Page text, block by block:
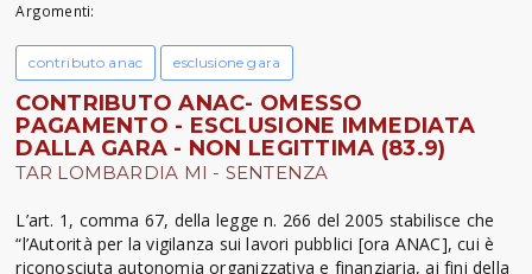
Argomenti:
contributo anac esclusione gara
CONTRIBUTO ANAC- OMESSO
PAGAMENTO - ESCLUSIONE IMMEDIATA
DALLA GARA - NON LEGITTIMA (83.9)
TAR LOMBARDIA MI - SENTENZA
L’art. 1, comma 67, della legge n. 266 del 2005 stabilisce che
“l’Autorità per la vigilanza sui lavori pubblici [ora ANAC], cui è
riconosciuta autonomia organizzativa e finanziaria, ai fini della